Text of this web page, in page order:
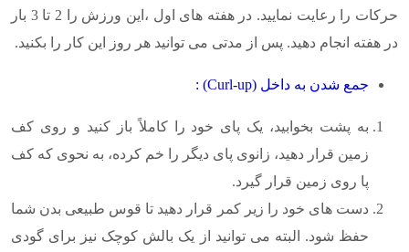
حرکات را رعایت نمایید. در هفته های اول ،این ورزش را 2 تا 3 بار
در هفته انجام دهید. پس از مدتی می توانید هر روز این کار را بکنید.
جمع شدن به داخل (Curl-up)
:
به پشت بخوابید، یک پای خود را کاملاً باز کنید و روی کف
زمین قرار دهید، زانوی پای دیگر را خم کرده، به نحوی که کف
پا روی زمین قرار گیرد.
دست های خود را زیر کمر قرار دهید تا قوس طبیعی بدن شما
حفظ شود. البته می توانید از یک بالش کوچک نیز برای گودی